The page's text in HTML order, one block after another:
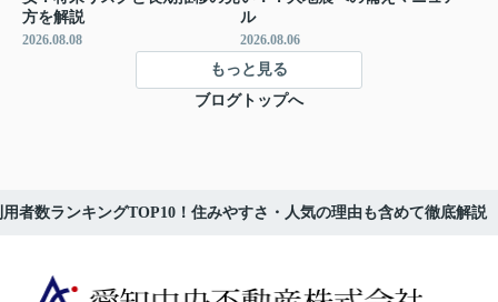
方を解説
2026.08.08
ル
2026.08.06
もっと見る
ブログトップへ
者数ランキングTOP10！住みやすさ・人気の理由も含めて徹底解説